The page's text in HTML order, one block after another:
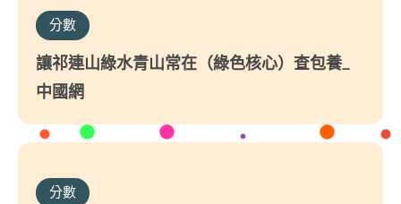
分數
讓祁連山綠水青山常在（綠色核心）查包養_
中國網
分數